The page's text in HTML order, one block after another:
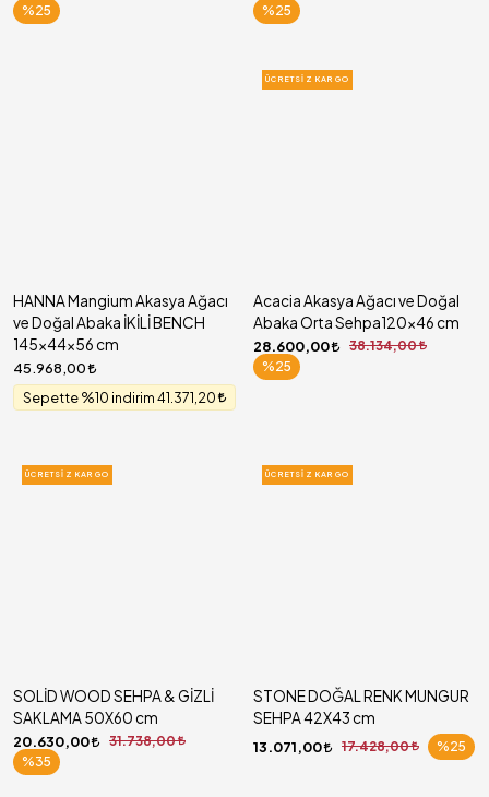
%25
%25
HANNA Mangium Akasya Ağacı
ve Doğal Abaka İKİLİ BENCH
145x44x56 cm
45.968,00
Sepette %10 indirim 41.371,20
ÜCRETSIZ KARGO
Acacia Akasya Ağacı ve Doğal
Abaka Orta Sehpa120x46 cm
28.600,00
38.134,00
%25
ÜCRETSIZ KARGO
SOLİD WOOD SEHPA & GİZLİ
SAKLAMA 50X60 cm
20.630,00
31.738,00
%35
ÜCRETSIZ KARGO
STONE DOĞAL RENK MUNGUR
SEHPA 42X43 cm
13.071,00 17.428,00 %25